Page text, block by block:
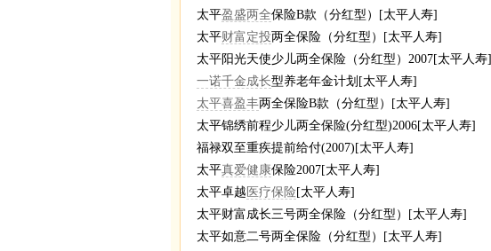
太平盈盛两全保险B款（分红型）[太平人寿]
太平财富定投两全保险（分红型）[太平人寿]
太平阳光天使少儿两全保险（分红型）2007[太平人寿]
一诺千金成长型养老年金计划[太平人寿]
太平喜盈丰两全保险B款（分红型）[太平人寿]
太平锦绣前程少儿两全保险(分红型)2006[太平人寿]
福禄双至重疾提前给付(2007)[太平人寿]
太平真爱健康保险2007[太平人寿]
太平卓越 医疗保险 [太平人寿]
太平财富成长三号两全保险（分红型）[太平人寿]
太平如意二号两全保险（分红型）[太平人寿]